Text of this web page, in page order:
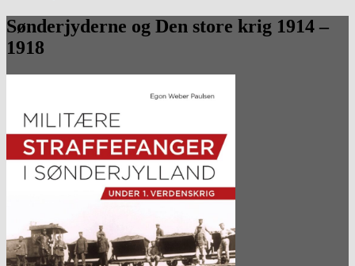
Sønderjyderne og Den store krig 1914 –
1918